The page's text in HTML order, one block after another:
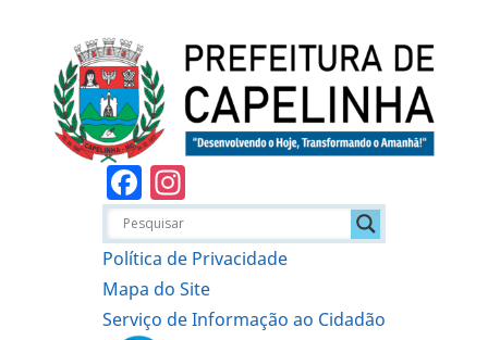
Facebook
Política de Privacidade
Mapa do Site
Serviço de Informação ao Cidadão